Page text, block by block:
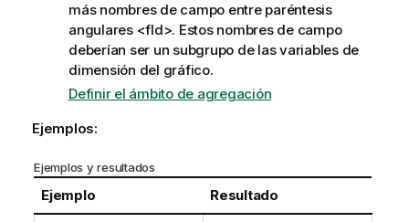
más nombres de campo entre paréntesis
angulares <fld>. Estos nombres de campo
deberían ser un subgrupo de las variables de
dimensión del gráfico.
Definir el ámbito de agregación
Ejemplos:
Ejemplos y resultados
Ejemplo Resultado